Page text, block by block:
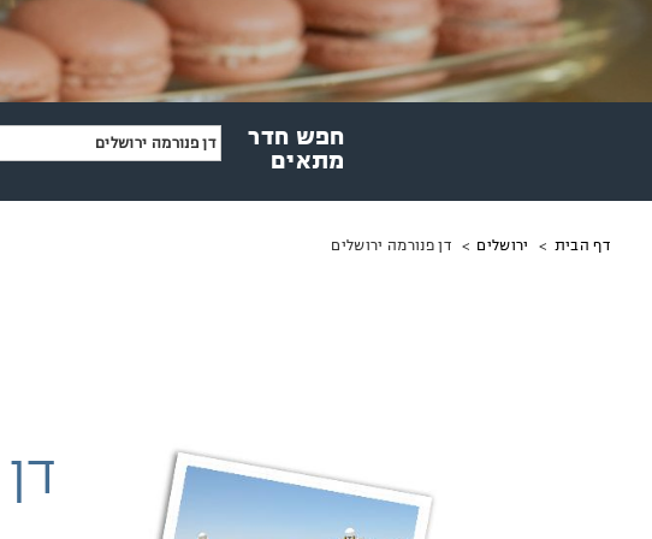
חפש חדר
מתאים
דן פנורמה ירושלים
מיקומך
דף הבית ירושלים דן פנורמה ירושלים